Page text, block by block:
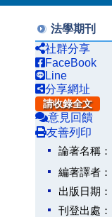
法學期刊
社群分享
FaceBook
Line
分享網址
請收錄全文
意見回饋
友善列印
論著名稱：
編著譯者：
出版日期：
刊登出處：